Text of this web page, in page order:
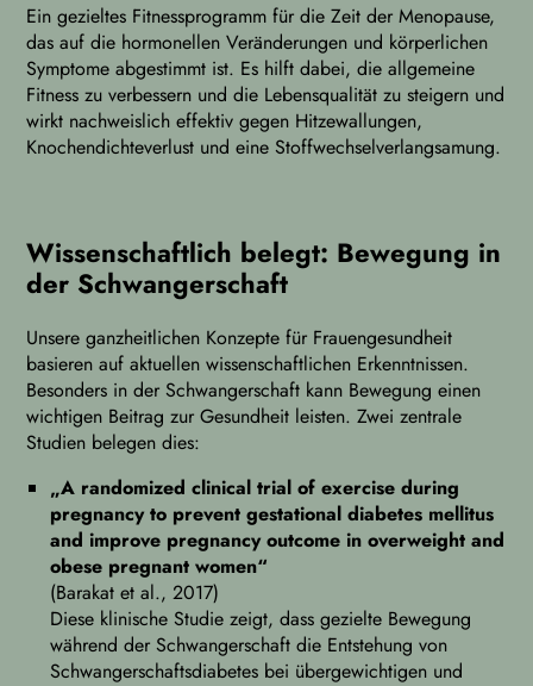
Ein gezieltes Fitnessprogramm für die Zeit der Menopause,
das auf die hormonellen Veränderungen und körperlichen
Symptome abgestimmt ist. Es hilft dabei, die allgemeine
Fitness zu verbessern und die Lebensqualität zu steigern und
wirkt nachweislich effektiv gegen Hitzewallungen,
Knochendichteverlust und eine Stoffwechselverlangsamung.
Wissenschaftlich belegt: Bewegung in
der Schwangerschaft
Unsere ganzheitlichen Konzepte für Frauengesundheit
basieren auf aktuellen wissenschaftlichen Erkenntnissen.
Besonders in der Schwangerschaft kann Bewegung einen
wichtigen Beitrag zur Gesundheit leisten. Zwei zentrale
Studien belegen dies:
„A randomized clinical trial of exercise during
pregnancy to prevent gestational diabetes mellitus
and improve pregnancy outcome in overweight and
obese pregnant women“
(Barakat et al., 2017)
Diese klinische Studie zeigt, dass gezielte Bewegung
während der Schwangerschaft die Entstehung von
Schwangerschaftsdiabetes bei übergewichtigen und